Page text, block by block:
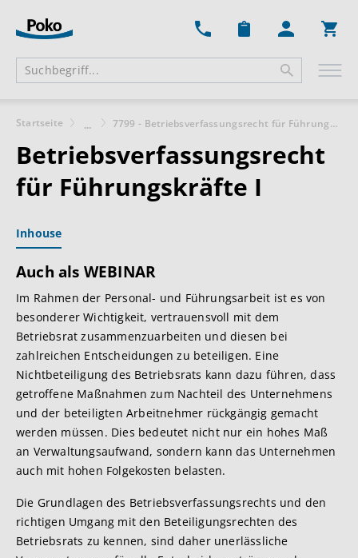
Startseite ... 7799 - Betriebsverfassungsrecht für Führungskräfte I
Betriebsverfassungsrecht
für Führungskräfte I
Inhouse
Auch als WEBINAR
Im Rahmen der Personal- und Führungsarbeit ist es von
besonderer Wichtigkeit, vertrauensvoll mit dem
Betriebsrat zusammenzuarbeiten und diesen bei
zahlreichen Entscheidungen zu beteiligen. Eine
Nichtbeteiligung des Betriebsrats kann dazu führen, dass
getroffene Maßnahmen zum Nachteil des Unternehmens
und der beteiligten Arbeitnehmer rückgängig gemacht
werden müssen. Dies bedeutet nicht nur ein hohes Maß
an Verwaltungsaufwand, sondern kann das Unternehmen
auch mit hohen Folgekosten belasten.
Die Grundlagen des Betriebsverfassungsrechts und den
richtigen Umgang mit den Beteiligungsrechten des
Betriebsrats zu kennen, sind daher unerlässliche